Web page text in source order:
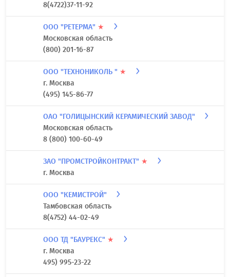
8(4722)37-11-92
ООО "РЕТЕРМА" ★
Московская область
(800) 201-16-87
ООО "ТЕХНОНИКОЛЬ " ★
г. Москва
(495) 145-86-77
ОАО "ГОЛИЦЫНСКИЙ КЕРАМИЧЕСКИЙ ЗАВОД"
Московская область
8 (800) 100-60-49
ЗАО "ПРОМСТРОЙКОНТРАКТ" ★
г. Москва
ООО "КЕМИСТРОЙ"
Тамбовская область
8(4752) 44-02-49
ООО ТД "БАУРЕКС" ★
г. Москва
495) 995-23-22